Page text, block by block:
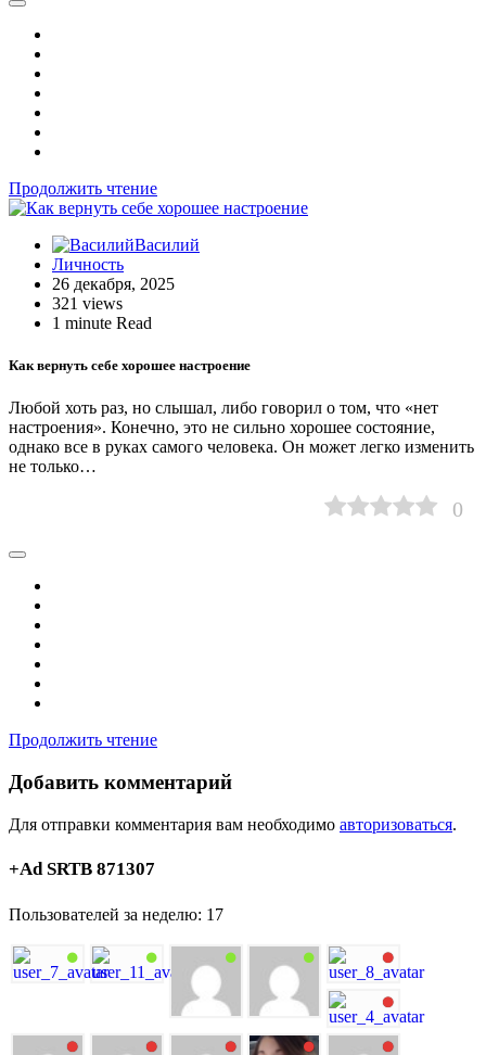
Продолжить чтение
Василий
Личность
26 декабря, 2025
321 views
1 minute Read
Как вернуть себе хорошее настроение
Любой хоть раз, но слышал, либо говорил о том, что «нет
настроения». Конечно, это не сильно хорошее состояние,
однако все в руках самого человека. Он может легко изменить
не только…
0
Продолжить чтение
Добавить комментарий
Для отправки комментария вам необходимо авторизоваться.
+Ad SRTB 871307
Пользователей за неделю: 17